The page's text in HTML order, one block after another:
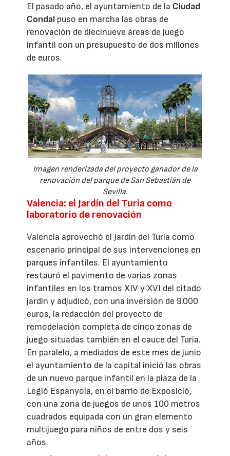
El pasado año, el ayuntamiento de la Ciudad
Condal puso en marcha las obras de
renovación de diecinueve áreas de juego
infantil con un presupuesto de dos millones
de euros.
Imagen renderizada del proyecto ganador de la
renovación del parque de San Sebastián de
Sevilla.
Valencia: el Jardín del Turia como
laboratorio de renovación
Valencia aprovechó el Jardín del Turia como
escenario principal de sus intervenciones en
parques infantiles. El ayuntamiento
restauró el pavimento de varias zonas
infantiles en los tramos XIV y XVI del citado
jardín y adjudicó, con una inversión de 9.000
euros, la redacción del proyecto de
remodelación completa de cinco zonas de
juego situadas también en el cauce del Turia.
En paralelo, a mediados de este mes de junio
el ayuntamiento de la capital inició las obras
de un nuevo parque infantil en la plaza de la
Legió Espanyola, en el barrio de Exposició,
con una zona de juegos de unos 100 metros
cuadrados equipada con un gran elemento
multijuego para niños de entre dos y seis
años.